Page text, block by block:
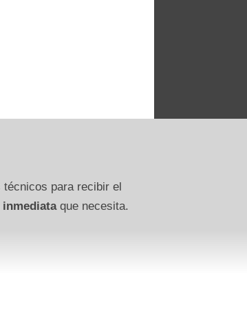
para recibir el
que necesita.